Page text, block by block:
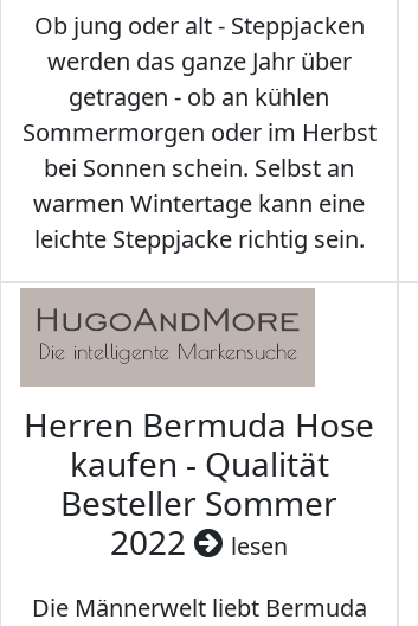
Ob jung oder alt - Steppjacken
werden das ganze Jahr über
getragen - ob an kühlen
Sommermorgen oder im Herbst
bei Sonnen schein. Selbst an
warmen Wintertage kann eine
leichte Steppjacke richtig sein.
Herren Bermuda Hose
kaufen - Qualität
Besteller Sommer
2022
lesen
Die Männerwelt liebt Bermuda